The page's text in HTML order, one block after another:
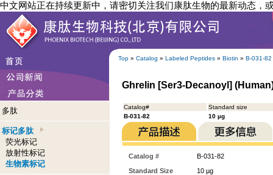
中文网站正在持续更新中，请密切关注我们康肽生物的最新动态，
Top » Catalog » Labeled Peptides » Biotin » B-031-82
多肽
标记多肽
荧光标记
放射性标记
生物素标记
Ghrelin [Ser3-Decanoyl]
Catalog#
Standard size
B-031-82
10 µg
Catalog #
B-031-82
Standard Size
10 µg